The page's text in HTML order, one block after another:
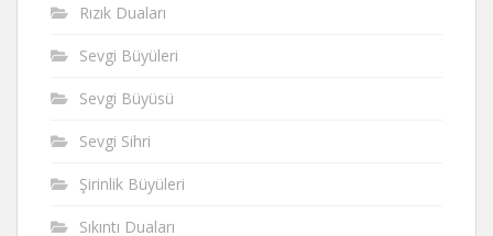
Rızık Duaları
Sevgi Büyüleri
Sevgi Büyüsü
Sevgi Sihri
Şirinlik Büyüleri
Sıkıntı Duaları